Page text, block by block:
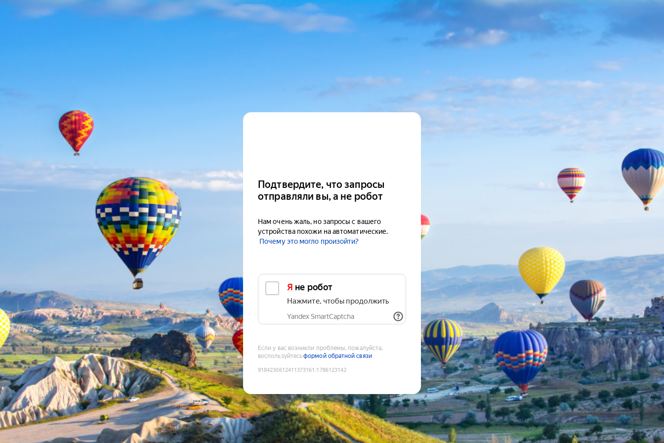
Подтвердите, что запросы
отправляли вы, а не робот
Нам очень жаль, но запросы с вашего
устройства похожи на автоматические.
Почему это могло произойти?
Я не робот
Нажмите, чтобы продолжить
Yandex SmartCaptcha
Если у вас возникли проблемы, пожалуйста,
воспользуйтесьформой обратной связи
9184230612411373161 :1786123142